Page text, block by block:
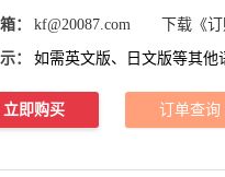
： kf@20087.com 下载《
： 如需英文版、日文版等其他
立即购买 订单查询